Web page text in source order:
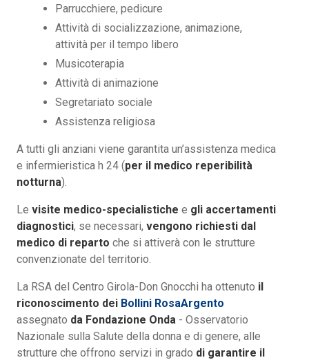
Parrucchiere, pedicure
Attività di socializzazione, animazione,
attività per il tempo libero
Musicoterapia
Attività di animazione
Segretariato sociale
Assistenza religiosa
A tutti gli anziani viene garantita un’assistenza medica
e infermieristica h 24 (per il medico reperibilità
notturna).
Le visite medico-specialistiche e gli accertamenti
diagnostici, se necessari, vengono richiesti dal
medico di reparto che si attiverà con le strutture
convenzionate del territorio.
La RSA del Centro Girola-Don Gnocchi ha ottenuto il
riconoscimento dei Bollini RosaArgento
assegnato da Fondazione Onda - Osservatorio
Nazionale sulla Salute della donna e di genere, alle
strutture che offrono servizi in grado di garantire il